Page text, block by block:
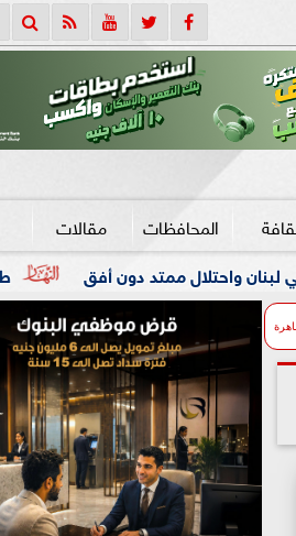
المحافظات مقالات
طلاب جامعة المنوفية أفق